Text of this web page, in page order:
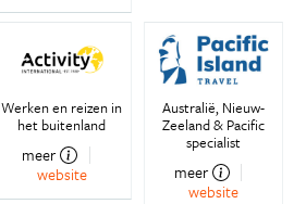
Werken en reizen in
het buitenland
meer
website
Australië, Nieuw-
Zeeland & Pacific
specialist
meer
website